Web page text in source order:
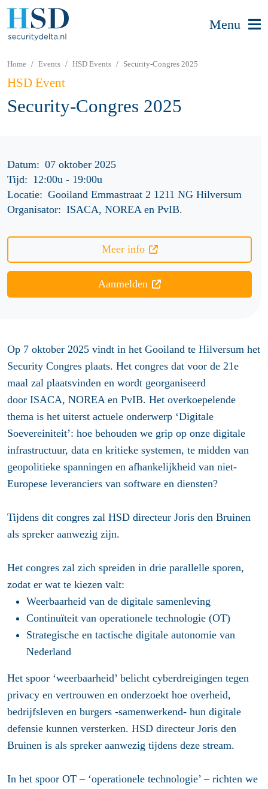
Menu
Home Events HSD Events Security-Congres 2025
HSD Event
Security-Congres 2025
Datum: 07 oktober 2025
Tijd: 12:00u- 19:00u
Locatie: Gooiland Emmastraat 2 1211 NG Hilversum
Organisator: ISACA, NOREA en PvIB.
Meer info
Aanmelden
Op 7 oktober 2025 vindt in het Gooiland te Hilversum het
Security Congres plaats. Het congres dat voor de 21e
maal zal plaatsvinden en wordt georganiseerd
door ISACA, NOREA en PvIB. Het overkoepelende
thema is het uiterst actuele onderwerp ‘Digitale
Soevereiniteit’: hoe behouden we grip op onze digitale
infrastructuur, data en kritieke systemen, te midden van
geopolitieke spanningen en afhankelijkheid van niet-
Europese leveranciers van software en diensten?
Tijdens dit congres zal HSD directeur Joris den Bruinen
als spreker aanwezig zijn.
Het congres zal zich spreiden in drie parallelle sporen,
zodat er wat te kiezen valt:
⁠Weerbaarheid van de digitale samenleving
Continuïteit van operationele technologie (OT)
⁠Strategische en tactische digitale autonomie van
Nederland
Het spoor ‘weerbaarheid’ belicht cyberdreigingen tegen
privacy en vertrouwen en onderzoekt hoe overheid,
bedrijfsleven en burgers -samenwerkend- hun digitale
defensie kunnen versterken. HSD directeur Joris den
Bruinen is als spreker aanwezig tijdens deze stream.
In het spoor OT – ‘operationele technologie’ – richten we